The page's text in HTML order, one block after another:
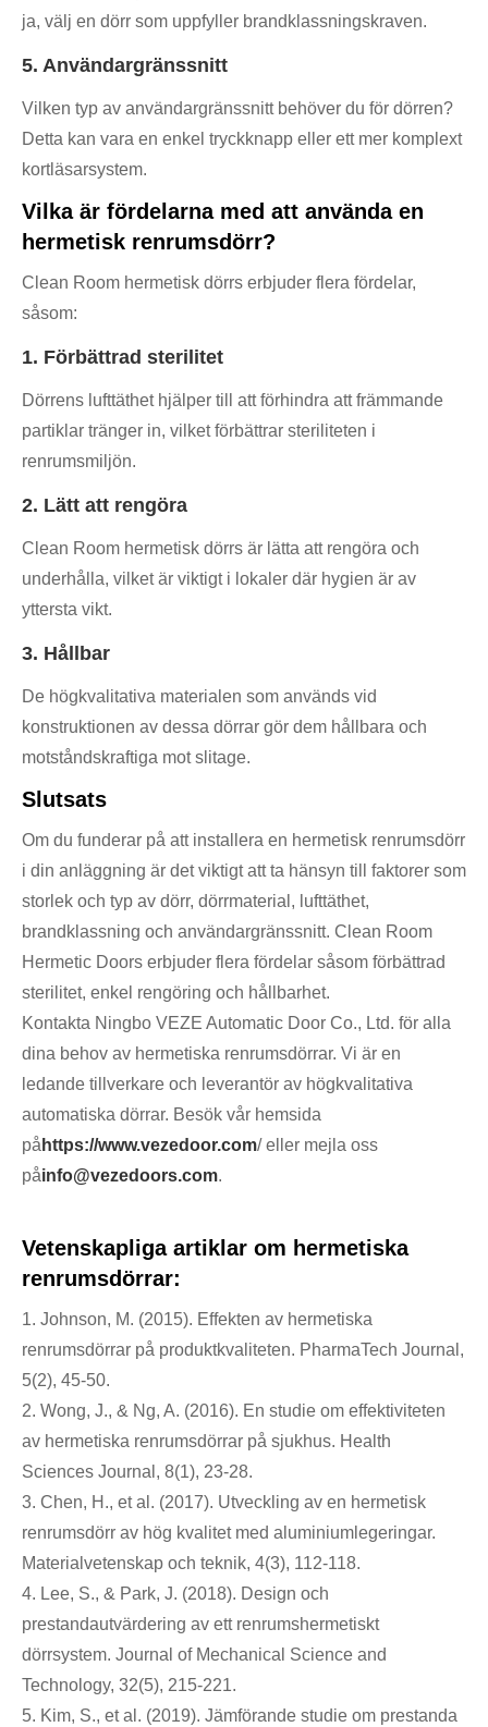
ja, välj en dörr som uppfyller brandklassningskraven.
5. Användargränssnitt
Vilken typ av användargränssnitt behöver du för dörren?
Detta kan vara en enkel tryckknapp eller ett mer komplext
kortläsarsystem.
Vilka är fördelarna med att använda en
hermetisk renrumsdörr?
Clean Room hermetisk dörrs erbjuder flera fördelar,
såsom:
1. Förbättrad sterilitet
Dörrens lufttäthet hjälper till att förhindra att främmande
partiklar tränger in, vilket förbättrar steriliteten i
renrumsmiljön.
2. Lätt att rengöra
Clean Room hermetisk dörrs är lätta att rengöra och
underhålla, vilket är viktigt i lokaler där hygien är av
yttersta vikt.
3. Hållbar
De högkvalitativa materialen som används vid
konstruktionen av dessa dörrar gör dem hållbara och
motståndskraftiga mot slitage.
Slutsats
Om du funderar på att installera en hermetisk renrumsdörr
i din anläggning är det viktigt att ta hänsyn till faktorer som
storlek och typ av dörr, dörrmaterial, lufttäthet,
brandklassning och användargränssnitt. Clean Room
Hermetic Doors erbjuder flera fördelar såsom förbättrad
sterilitet, enkel rengöring och hållbarhet.
Kontakta Ningbo VEZE Automatic Door Co., Ltd. för alla
dina behov av hermetiska renrumsdörrar. Vi är en
ledande tillverkare och leverantör av högkvalitativa
automatiska dörrar. Besök vår hemsida
på https://www.vezedoor.com/ eller mejla oss
påinfo@vezedoors.com.
Vetenskapliga artiklar om hermetiska
renrumsdörrar:
1. Johnson, M. (2015). Effekten av hermetiska
renrumsdörrar på produktkvaliteten. PharmaTech Journal,
5(2), 45-50.
2. Wong, J., & Ng, A. (2016). En studie om effektiviteten
av hermetiska renrumsdörrar på sjukhus. Health
Sciences Journal, 8(1), 23-28.
3. Chen, H., et al. (2017). Utveckling av en hermetisk
renrumsdörr av hög kvalitet med aluminiumlegeringar.
Materialvetenskap och teknik, 4(3), 112-118.
4. Lee, S., & Park, J. (2018). Design och
prestandautvärdering av ett renrumshermetiskt
dörrsystem. Journal of Mechanical Science and
Technology, 32(5), 215-221.
5. Kim, S., et al. (2019). Jämförande studie om prestanda